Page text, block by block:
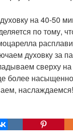
на 40-50
по тому,
духовку за
сверху на
более